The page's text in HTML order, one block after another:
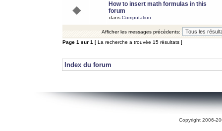
How to insert math formulas in this
forum
dans Computation
Afficher les messages précédents:
Page 1 sur 1 [ La recherche a trouvée 15 résultats ]
Index du forum
Copyright 2006-